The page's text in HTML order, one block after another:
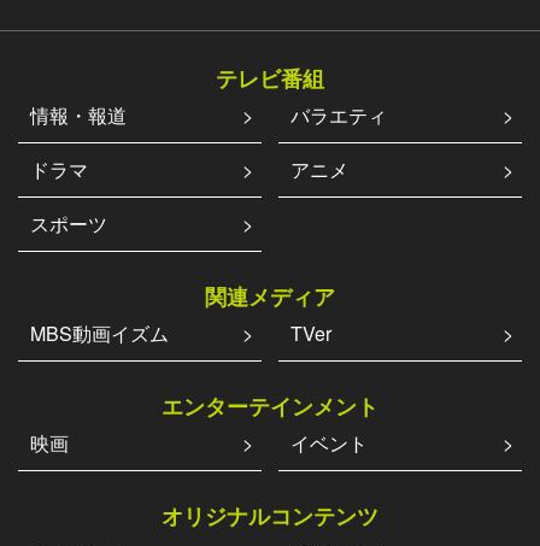
テレビ番組
情報・報道
バラエティ
ドラマ
アニメ
スポーツ
関連メディア
MBS動画イズム TVer
エンターテインメント
映画 イベント
オリジナルコンテンツ